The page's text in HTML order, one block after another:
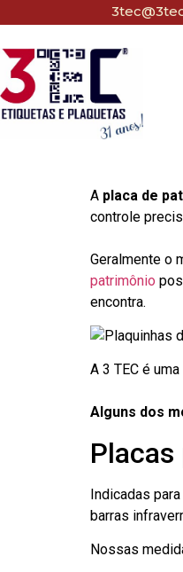
A placa de
controle
Geralmente o
patrimônio
encontra.
A 3 TEC é
Alguns dos
Indicadas
barras
Nossas